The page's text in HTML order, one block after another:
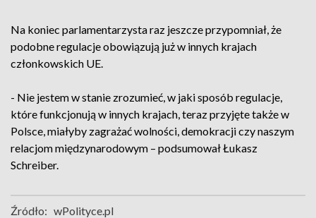
Na koniec parlamentarzysta raz jeszcze przypomniał, że
podobne regulacje obowiązują już w innych krajach
członkowskich UE.
- Nie jestem w stanie zrozumieć, w jaki sposób regulacje,
które funkcjonują w innych krajach, teraz przyjęte także w
Polsce, miałyby zagrażać wolności, demokracji czy naszym
relacjom międzynarodowym – podsumował Łukasz
Schreiber.
Źródło: wPolityce.pl